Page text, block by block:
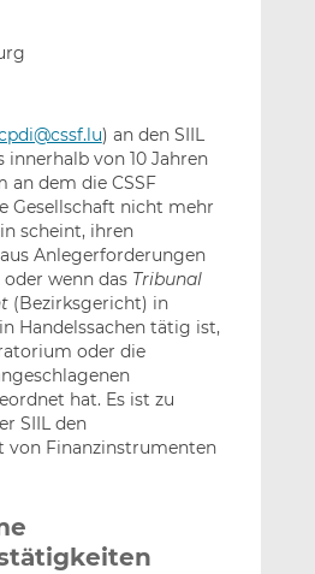
) an den SIIL
innerhalb von 10 Jahren
an dem die CSSF
Gesellschaft nicht mehr
scheint, ihren
Anlegerforderungen
wenn das Tribunal
(Bezirksgericht) in
Handelssachen tätig ist,
oder die
hat. Es ist zu
SIIL den
von Finanzinstrumenten